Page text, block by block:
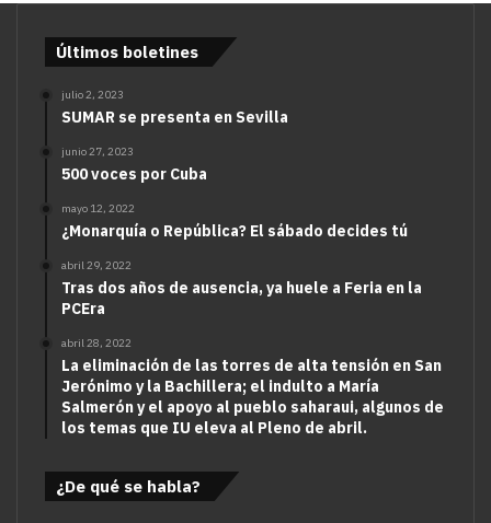
Últimos boletines
julio 2, 2023
SUMAR se presenta en Sevilla
junio 27, 2023
500 voces por Cuba
mayo 12, 2022
¿Monarquía o República? El sábado decides tú
abril 29, 2022
Tras dos años de ausencia, ya huele a Feria en la
PCEra
abril 28, 2022
La eliminación de las torres de alta tensión en San
Jerónimo y la Bachillera; el indulto a María
Salmerón y el apoyo al pueblo saharaui, algunos de
los temas que IU eleva al Pleno de abril.
¿De qué se habla?